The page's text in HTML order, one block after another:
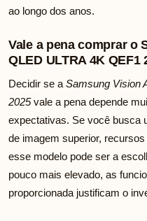
ao longo dos anos.
Vale a pena comprar o
QLED ULTRA 4K QEF1
Decidir se a Samsung Vision
2025vale a pena depende
expectativas. Se você busca
de imagem superior,
esse modelo pode ser a
pouco mais elevado, as
proporcionada justificam o